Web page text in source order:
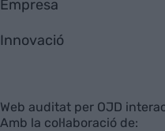
Empresa
Innovació
Web auditat per OJD
Amb la col·laboració de: